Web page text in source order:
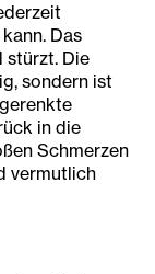
Das
stürzt. Die
sondern ist
in die
Schmerzen
vermutlich